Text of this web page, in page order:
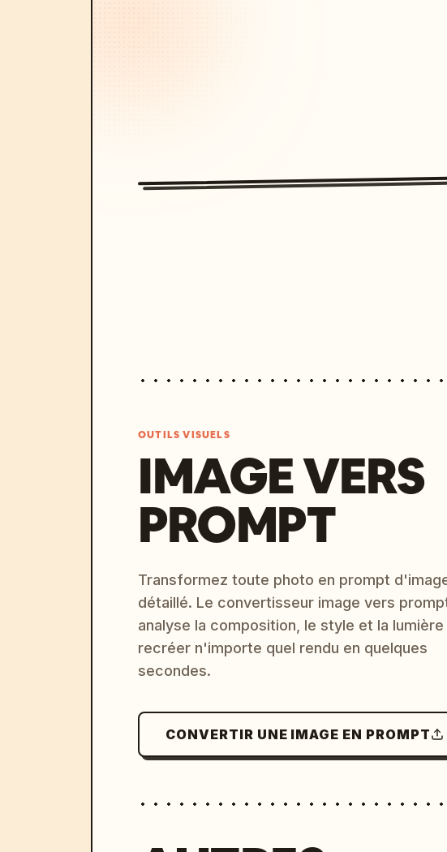
OUTILS VISUELS
IMAGE VERS
PROMPT
Transformez toute photo en prompt
détaillé. Le convertisseur image vers
analyse la composition, le style et la
recréer n'importe quel rendu en quelques
secondes.
CONVERTIR UNE IMAGE EN PROMPT